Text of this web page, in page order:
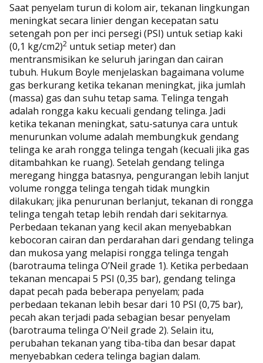
Saat penyelam turun di kolom air, tekanan lingkungan
meningkat secara linier dengan kecepatan satu
setengah pon per inci persegi (PSI) untuk setiap kaki
(0,1 kg/cm2)2 untuk setiap meter) dan
mentransmisikan ke seluruh jaringan dan cairan
tubuh. Hukum Boyle menjelaskan bagaimana volume
gas berkurang ketika tekanan meningkat, jika jumlah
(massa) gas dan suhu tetap sama. Telinga tengah
adalah rongga kaku kecuali gendang telinga. Jadi
ketika tekanan meningkat, satu-satunya cara untuk
menurunkan volume adalah membungkuk gendang
telinga ke arah rongga telinga tengah (kecuali jika gas
ditambahkan ke ruang). Setelah gendang telinga
meregang hingga batasnya, pengurangan lebih lanjut
volume rongga telinga tengah tidak mungkin
dilakukan; jika penurunan berlanjut, tekanan di rongga
telinga tengah tetap lebih rendah dari sekitarnya.
Perbedaan tekanan yang kecil akan menyebabkan
kebocoran cairan dan perdarahan dari gendang telinga
dan mukosa yang melapisi rongga telinga tengah
(barotrauma telinga O’Neil grade 1). Ketika perbedaan
tekanan mencapai 5 PSI (0,35 bar), gendang telinga
dapat pecah pada beberapa penyelam; pada
perbedaan tekanan lebih besar dari 10 PSI (0,75 bar),
pecah akan terjadi pada sebagian besar penyelam
(barotrauma telinga O'Neil grade 2). Selain itu,
perubahan tekanan yang tiba-tiba dan besar dapat
menyebabkan cedera telinga bagian dalam.